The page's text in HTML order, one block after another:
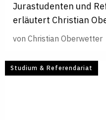
Jurastudenten und
erläutert Christian
von Christian Oberwetter
Studium & Referendariat